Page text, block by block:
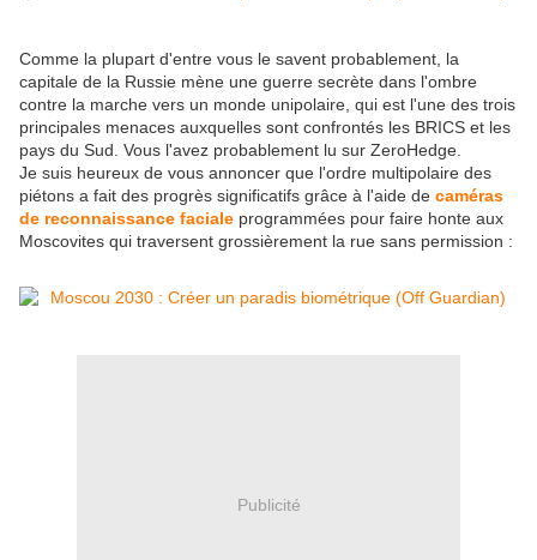
Comme la plupart d'entre vous le savent probablement, la
capitale de la Russie mène une guerre secrète dans l'ombre
contre la marche vers un monde unipolaire, qui est l'une des trois
principales menaces auxquelles sont confrontés les BRICS et les
pays du Sud. Vous l'avez probablement lu sur ZeroHedge.
Je suis heureux de vous annoncer que l'ordre multipolaire des
piétons a fait des progrès significatifs grâce à l'aide de caméras
de reconnaissance faciale programmées pour faire honte aux
Moscovites qui traversent grossièrement la rue sans permission :
Publicité